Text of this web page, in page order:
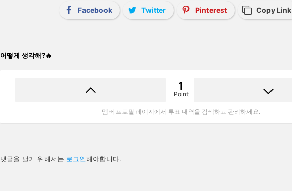
Facebook Twitter Pinterest Copy Link
어떻게 생각해?🔥
1
Point
멤버 프로필 페이지에서 투표 내역을 검색하고 관리하세요.
답
글
댓글을 달기 위해서는 로그인해야합니다.